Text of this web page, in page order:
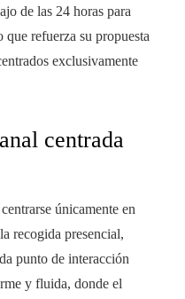
de las 24 horas para
refuerza su propuesta
exclusivamente
centrada
únicamente en
recogida presencial,
punto de interacción
y fluida, donde el